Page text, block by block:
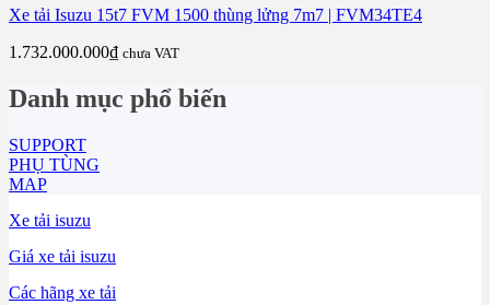
Xe tải Isuzu 15t7 FVM 1500 thùng lửng 7m7 | FVM34TE4
1.732.000.000₫ chưa VAT
Danh mục phổ biến
SUPPORT
PHỤ TÙNG
MAP
Xe tải isuzu
Giá xe tải isuzu
Các hãng xe tải